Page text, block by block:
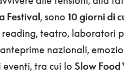
Festival, sono 10 giorni di
reading, teatro, laboratori
nazionali,
tra cui lo Slow Food